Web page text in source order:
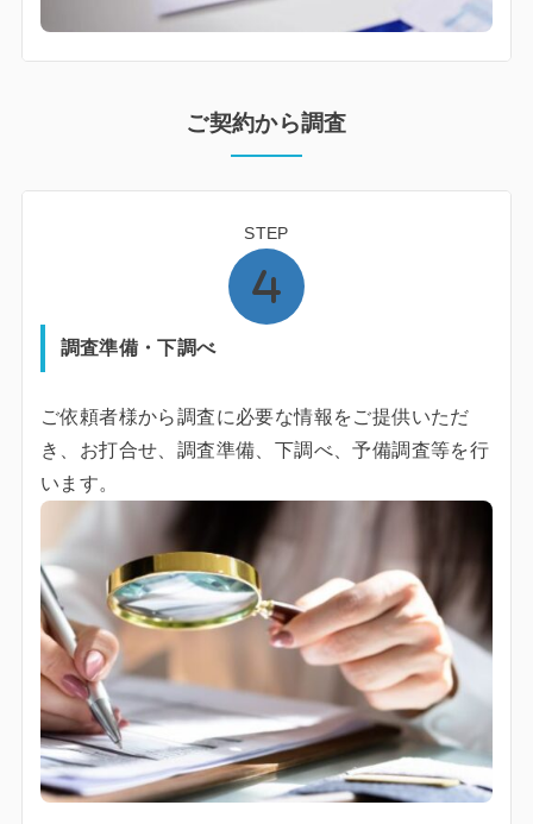
ご契約から調査
STEP
調査準備・下調べ
ご依頼者様から調査に必要な情報をご提供いただ
き、お打合せ、調査準備、下調べ、予備調査等を行
います。